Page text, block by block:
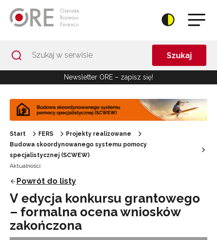
Szukaj
Newsletter ORE – zapisz się!
Start FERS
Projekty realizowane
Budowa skoordynowanego systemu pomocy
specjalistycznej (SCWEW)
Aktualności
Powrót do listy
V edycja konkursu grantowego
– formalna ocena wniosków
zakończona